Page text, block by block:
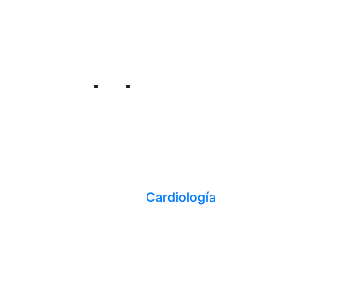
Cardiología